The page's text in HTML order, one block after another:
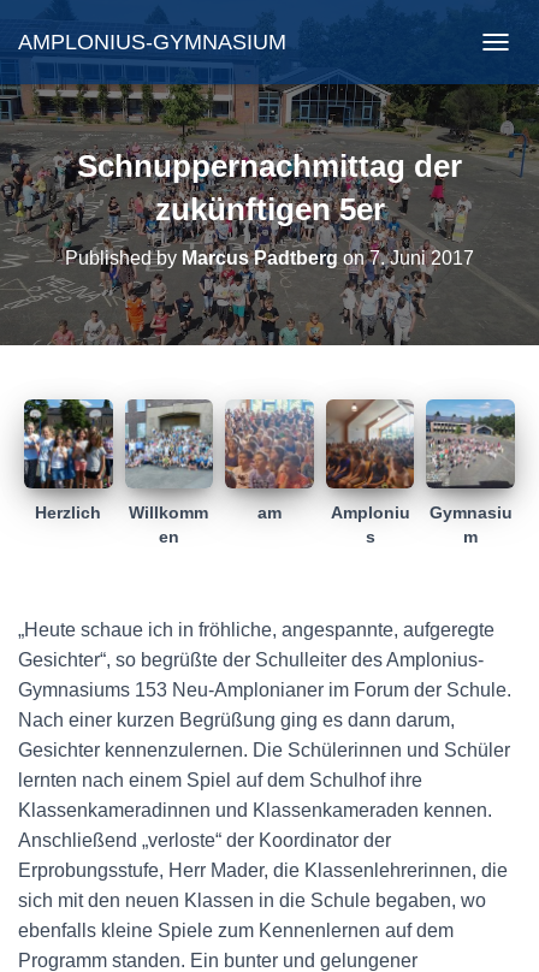
AMPLONIUS-GYMNASIUM
A
V
I
G
U
A
L
T
N
Schnuppernachmittag der
zukünftigen 5er
Published by Marcus Padtbergon7. Juni 2017
Herzlich
Willkomm
en
am
Amploniu
s
Gymnasiu
m
„Heute schaue ich in fröhliche, angespannte, aufgeregte
Gesichter“, so begrüßte der Schulleiter des Amplonius-
Gymnasiums 153 Neu-Amplonianer im Forum der Schule.
Nach einer kurzen Begrüßung ging es dann darum,
Gesichter kennenzulernen. Die Schülerinnen und Schüler
lernten nach einem Spiel auf dem Schulhof ihre
Klassenkameradinnen und Klassenkameraden kennen.
Anschließend „verloste“ der Koordinator der
Erprobungsstufe, Herr Mader, die Klassenlehrerinnen, die
sich mit den neuen Klassen in die Schule begaben, wo
ebenfalls kleine Spiele zum Kennenlernen auf dem
Programm standen. Ein bunter und gelungener